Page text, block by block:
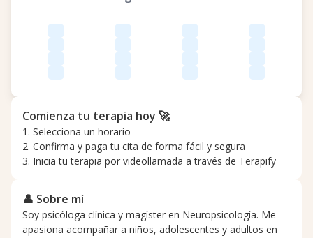
Comienza tu terapia hoy 🚀
1. Selecciona un horario
2. Confirma y paga tu cita de forma fácil y segura
3. Inicia tu terapia por videollamada a través de Terapify
👤 Sobre mí
Soy psicóloga clínica y magíster en Neuropsicología. Me
apasiona acompañar a niños, adolescentes y adultos en